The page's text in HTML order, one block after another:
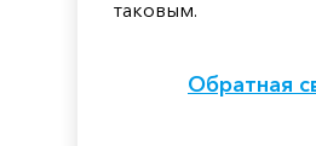
таковым.
Обратная